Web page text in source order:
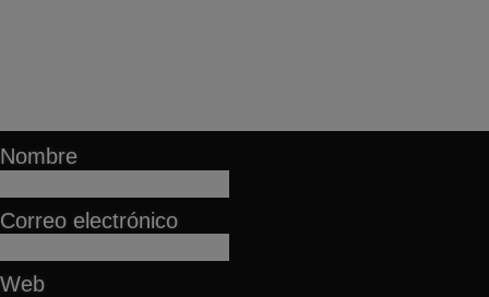
Nombre
Correo electrónico
Web